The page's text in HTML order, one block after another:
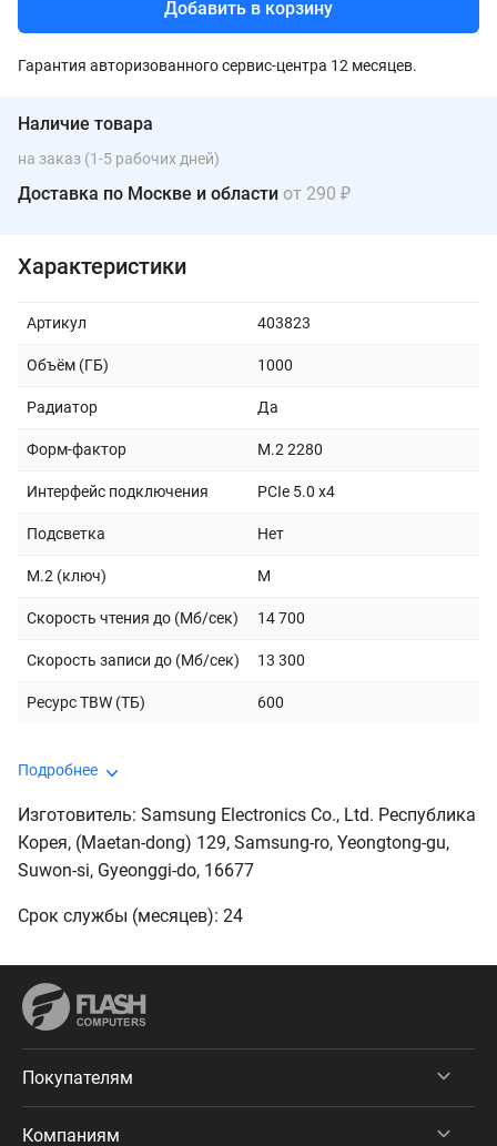
Добавить в корзину
Гарантия авторизованного сервис-центра 12 месяцев.
Наличие товара
на заказ (1-5 рабочих дней)
Доставка по Москве и области от 290 ₽
Характеристики
Артикул 403823
Объём (ГБ) 1000
Радиатор Да
Форм-фактор M.2 2280
Интерфейс подключения PCIe 5.0 x4
Подсветка Нет
M.2 (ключ) M
Скорость чтения до (Мб/сек) 14 700
Скорость записи до (Мб/сек) 13 300
Ресурс TBW (ТБ) 600
Подробнее
Изготовитель: Samsung Electronics Co., Ltd. Республика
Корея, (Maetan-dong) 129, Samsung-ro, Yeongtong-gu,
Suwon-si, Gyeonggi-do, 16677
Срок службы (месяцев): 24
Покупателям
Компаниям